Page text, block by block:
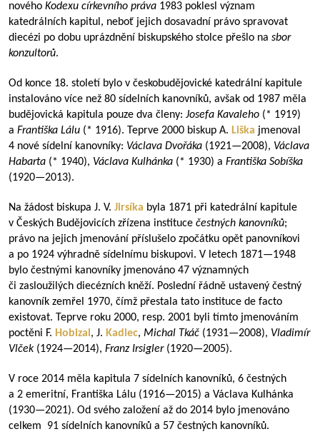
nového Kodexu církevního práva 1983 poklesl význam
katedrálních kapitul, neboť jejich dosavadní právo spravovat
diecézi po dobu uprázdnění biskupského stolce přešlo na sbor
konzultorů.
Od konce 18. století bylo v českobudějovické katedrální kapitule
instalováno více než 80 sídelních kanovníků, avšak od 1987 měla
budějovická kapitula pouze dva členy: Josefa Kavaleho (* 1919)
a Františka Lálu (* 1916). Teprve 2000 biskup A. Liška jmenoval
4 nové sídelní kanovníky: Václava Dvořáka (1921—2008), Václava
Habarta (* 1940), Václava Kulhánka (* 1930) a Františka Sobíška
(1920—2013).
Na žádost biskupa J. V. Jirsíka byla 1871 při katedrální kapitule
v Českých Budějovicích zřízena instituce čestných kanovníků;
právo na jejich jmenování příslušelo zpočátku opět panovníkovi
a po 1924 výhradně sídelnímu biskupovi. V letech 1871—1948
bylo čestnými kanovníky jmenováno 47 významných
či zasloužilých diecézních kněží. Poslední řádně ustavený čestný
kanovník zemřel 1970, čímž přestala tato instituce de facto
existovat. Teprve roku 2000, resp. 2001 byli tímto jmenováním
poctěni F. Hobizal , J. Kadlec, Michal Tkáč (1931—2008), Vladimír
Vlček(1924—2014), Franz Irsigler(1920—2005).
V roce 2014 měla kapitula 7 sídelních kanovníků, 6 čestných
a 2 emeritní, Františka Lálu (1916—2015) a Václava Kulhánka
(1930—2021). Od svého založení až do 2014 bylo jmenováno
celkem 91 sídelních kanovníků a 57 čestných kanovníků.